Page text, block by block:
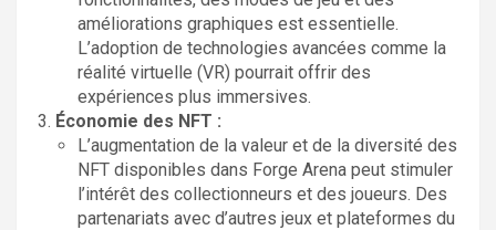
améliorations graphiques est essentielle.
L’adoption de technologies avancées comme la
réalité virtuelle (VR) pourrait offrir des
expériences plus immersives.
Économie des NFT :
L’augmentation de la valeur et de la diversité des
NFT disponibles dans Forge Arena peut stimuler
l’intérêt des collectionneurs et des joueurs. Des
partenariats avec d’autres jeux et plateformes du